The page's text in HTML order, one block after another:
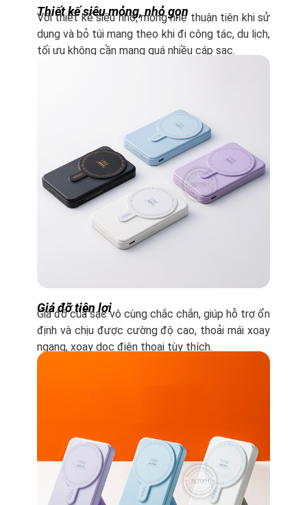
Thiết kế siêu mỏng, nhỏ gọn
Với thiết kế siêu nhỏ, mỏng nhẹ thuận tiên khi sử
dụng và bỏ túi mang theo khi đi công tác, du lịch,
tối ưu không cần mang quá nhiều cáp sạc.
Giá đỡ tiện lợi
Giá đỡ của sạc vô cùng chắc chắn, giúp hỗ trợ ổn
định và chịu được cường độ cao, thoải mái xoay
ngang, xoay dọc điện thoại tùy thích.